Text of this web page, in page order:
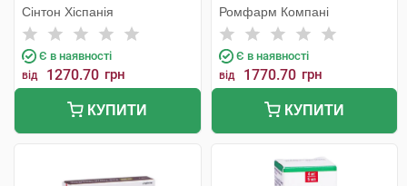
Сінтон Хіспанія
Є в наявності
від 1270.70 грн
КУПИТИ
Ромфарм Компані
Є в наявності
від 1770.70 грн
КУПИТИ